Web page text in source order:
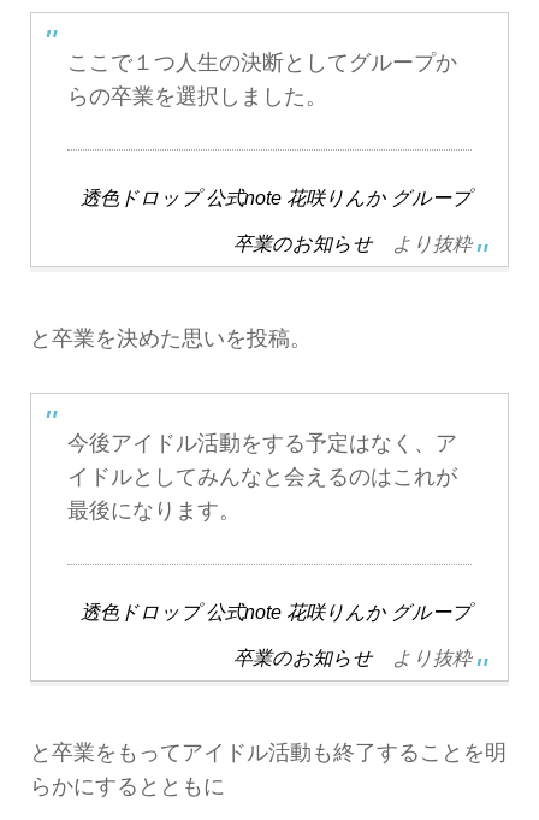
ここで１つ人生の決断としてグループか
らの卒業を選択しました。
透色ドロップ 公式note 花咲りんか グループ
卒業のお知らせより抜粋
と卒業を決めた思いを投稿。
今後アイドル活動をする予定はなく、ア
イドルとしてみんなと会えるのはこれが
最後になります。
透色ドロップ 公式note 花咲りんか グループ
卒業のお知らせより抜粋
と卒業をもってアイドル活動も終了することを明
らかにするとともに